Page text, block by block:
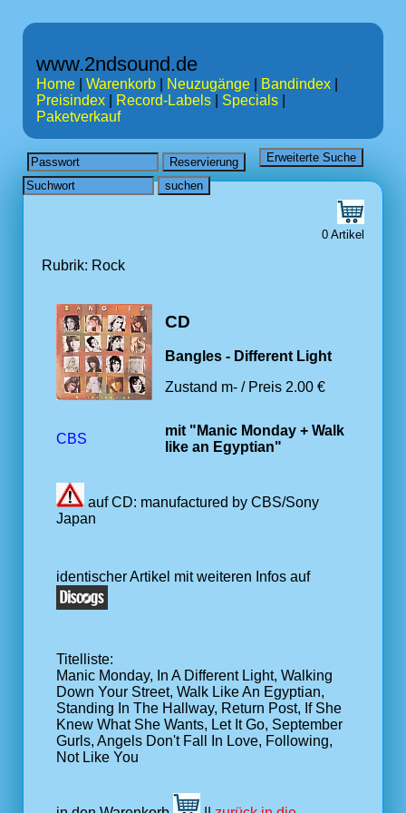
www.2ndsound.de
Home Warenkorb Neuzugänge Bandindex
Preisindex
Record-Labels Specials
Paketverkauf
0 Artikel
Rubrik: Rock
CD
Bangles - Different Light
Zustand m- / Preis 2.00 €
CBS
mit "Manic Monday + Walk
like an Egyptian"
auf CD: manufactured by CBS/Sony
Japan
identischer Artikel mit weiteren Infos auf
Titelliste:
Manic Monday, In A Different Light, Walking
Down Your Street, Walk Like An Egyptian,
Standing In The Hallway, Return Post, If She
Knew What She Wants, Let It Go, September
Gurls, Angels Don't Fall In Love, Following,
Not Like You